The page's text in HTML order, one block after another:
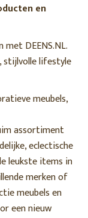
en
DEENS.NL.
stijlvolle lifestyle
meubels,
assortiment
eclectische
leukste items in
merken of
meubels en
een nieuw